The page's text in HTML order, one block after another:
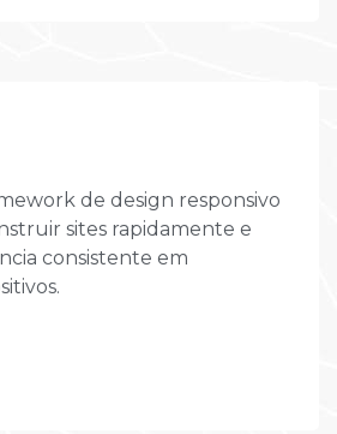
de design responsivo
sites rapidamente e
consistente em